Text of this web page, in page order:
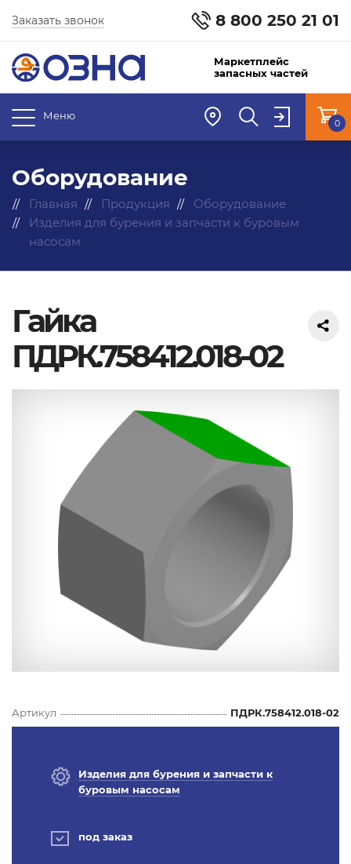
8 800 250 21 01
Заказать звонок
Маркетплейс
запасных частей
Меню
0
Оборудование
Главная Продукция
Оборудование
Изделия для бурения и запчасти к буровым
насосам
Гайка
ПДРК.758412.018-02
Артикул ПДРК.758412.018-02
Изделия для бурения и запчасти к
буровым насосам
под заказ